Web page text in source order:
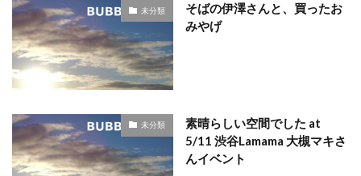
未分類
そばの伊澤さんと、買ったお
みやげ
未分類
素晴らしい空間でした at
5/11 渋谷Lamama 大槻マキさ
んイベント